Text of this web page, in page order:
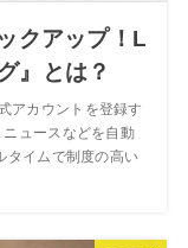
クアップ！L
』とは？
アカウントを登録す
ュースなどを自動
タイムで制度の高い